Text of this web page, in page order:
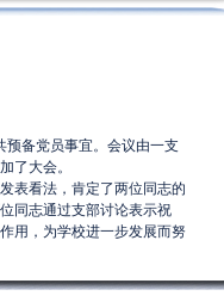
预备党员事宜。会议由一支
了大会。
表看法，肯定了两位同志的
同志通过支部讨论表示祝
用，为学校进一步发展而努